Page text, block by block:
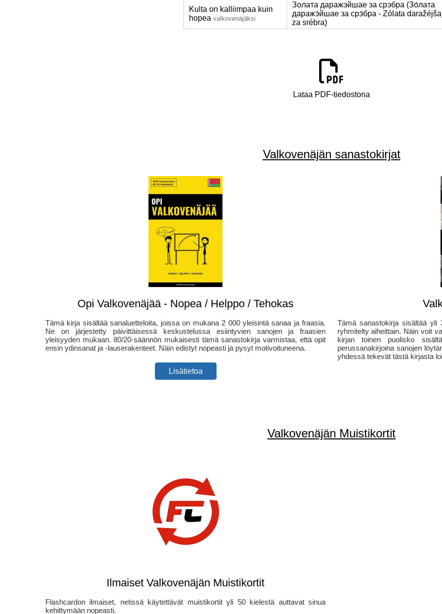
Kulta on kalliimpaa kuin
hopea valkovenäjäksi
Золата даражэйшае за срэбра (Зо́лата
даражэ́йшае за срэ́бра - Zólata
za srébra)
Lataa PDF-tiedostona
Valkovenäjän sanastokirjat
Opi Valkovenäjää - Nopea / Helppo / Tehokas
Tämä kirja sisältää sanaluetteloita, joissa on mukana 2 000 yleisintä sanaa ja fraasia.
Ne on järjestetty päivittäisessä keskustelussa esiintyvien sanojen ja fraasien
yleisyyden mukaan. 80/20-säännön mukaisesti tämä sanastokirja varmistaa, että opit
ensin ydinsanat ja -lauserakenteet. Näin edistyt nopeasti ja pysyt motivoituneena.
Lisätietoa
Tämä sanastokirja sisältää yli
ryhmitelty aiheittain. Näin voit
kirjan toinen puolisko
perussanakirjoina sanojen
yhdessä tekevät tästä kirjasta
Valkovenäjän Muistikortit
Ilmaiset Valkovenäjän Muistikortit
Flashcardon ilmaiset, netissä käytettävät muistikortit yli 50 kielestä auttavat sinua
kehittymään nopeasti.